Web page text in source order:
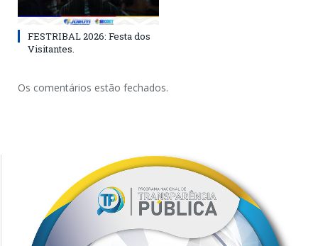
FESTRIBAL 2026: Festa dos
Visitantes.
Os comentários estão fechados.